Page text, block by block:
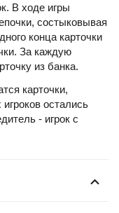
В ходе игры
состыковывая
конца карточки
За каждую
из банка.
карточки,
остались
- игрок с